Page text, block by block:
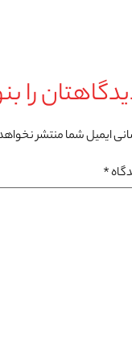
را
ایمیل شما منتشر
*